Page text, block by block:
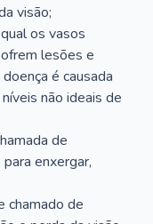
visão;
os vasos
lesões e
é causada
não ideais de
de
enxergar,
chamado de